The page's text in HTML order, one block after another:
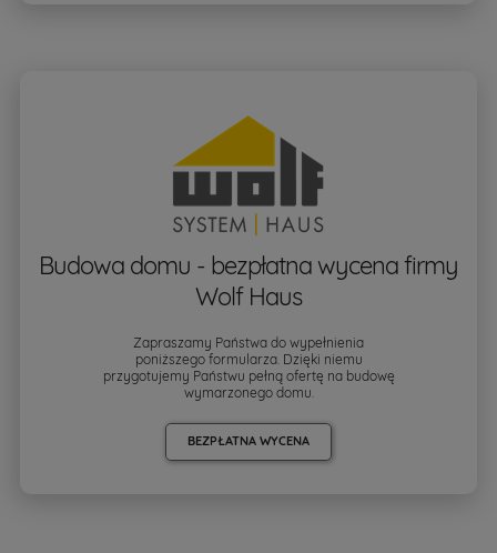
Budowa domu - bezpłatna wycena firmy
Wolf Haus
Zapraszamy Państwa do wypełnienia
poniższego formularza. Dzięki niemu
przygotujemy Państwu pełną ofertę na budowę
wymarzonego domu.
BEZPŁATNA WYCENA